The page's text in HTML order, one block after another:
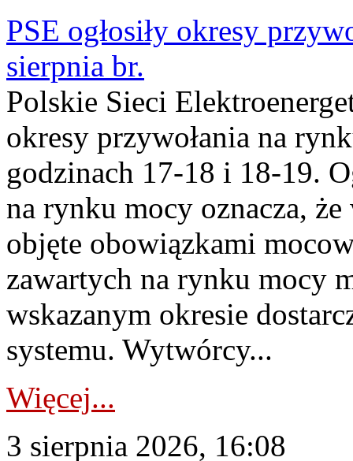
PSE ogłosiły okresy
sierpnia br.
Polskie Sieci
okresy przywołania na
godzinach 17-18 i 18-19.
na rynku mocy oznacza,
objęte obowiązkami
zawartych na rynku mocy
wskazanym okresie
systemu. Wytwórcy...
Więcej...
3 sierpnia 2026, 16:08